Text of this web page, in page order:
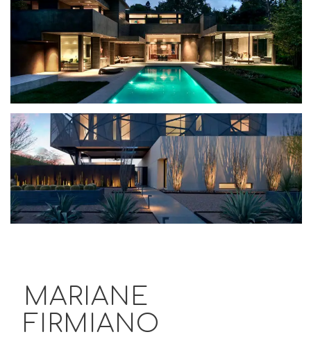
MARIANE
FIRMIANO